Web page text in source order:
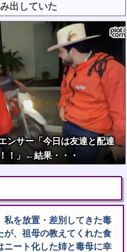
出していた
ンサー「今日は友達と配達
！」←結果・・・
私を放置・差別してきた毒
、祖母の教えてくれた食
ート化した姉と毒母に幸